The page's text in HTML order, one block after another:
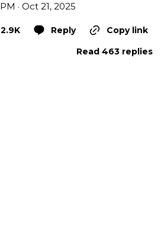
· Oct 21, 2025
Reply
Copy link
Read 463 replies